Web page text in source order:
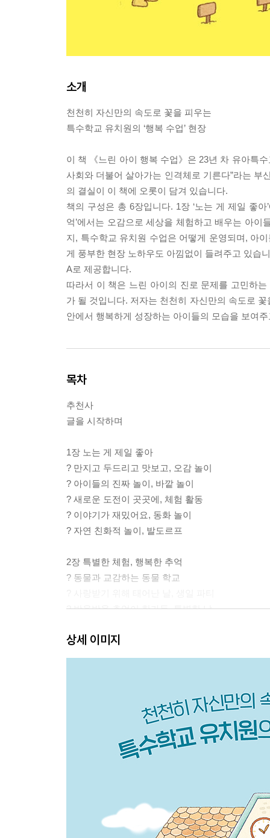
소개
천천히 자신만의 속도로 꽃을 피우는
특수학교 유치원의 ‘행복 수업’ 현장
이 책 《느린 아이 행복 수업》은 23년 차 유아특
사회와 더불어 살아가는 인격체로 기른다”라는
의 결실이 이 책에 오롯이 담겨 있습니다.
책의 구성은 총 6장입니다. 1장 ‘노는 게 제일 좋
억’에서는 오감으로 세상을 체험하고 배우는 아
지, 특수학교 유치원 수업은 어떻게 운영되며, 아
게 풍부한 현장 노하우도 아낌없이 들려주고 있습
A로 제공합니다.
따라서 이 책은 느린 아이의 진로 문제를 고민하
가 될 것입니다. 저자는 천천히 자신만의 속도로
안에서 행복하게 성장하는 아이들의 모습을 보여
목차
추천사
글을 시작하며
1장 노는 게 제일 좋아
? 만지고 두드리고 맛보고, 오감 놀이
? 아이들의 진짜 놀이, 바깥 놀이
? 새로운 도전이 곳곳에, 체험 활동
? 이야기가 재밌어요, 동화 놀이
? 자연 친화적 놀이, 발도르프
2장 특별한 체험, 행복한 추억
? 동물과 교감하는 동물 학교
? 방울방울 추억이 한가득, 특별한 날
? 물건을 구매해요, 편의점 데이
? 머리를 잘라요, 미용실 경험
? 혼자 할 수 있어요, 자조 기술
? 참 잘했어요, 칭찬
? 바람직한 행동을 늘려요, 강화
? 적극적으로 가르쳐요, 사회적 기술
? 특수성보다 먼저 보아요, 보편성
? 밀려오면 넘고 또 넘어요, 마음의 파도
상세 이미지